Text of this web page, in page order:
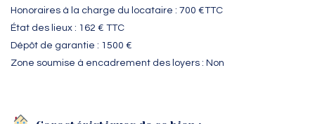
Honoraires à la charge du locataire : 700 €TTC
État des lieux : 162 € TTC
Dépôt de garantie : 1500 €
Zone soumise à encadrement des loyers : Non